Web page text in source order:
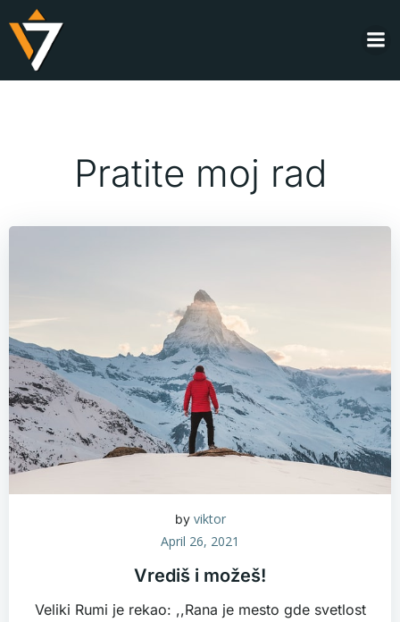
Pratite moj rad
by viktor
April 26, 2021
Vrediš i možeš!
Veliki Rumi je rekao: ,,Rana je mesto gde svetlost